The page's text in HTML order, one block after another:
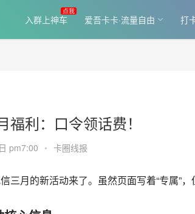
入群上神车 爱吾卡卡·流量自由 打
福利：口令领话费！
pm7:00 • 卡圈线报
三月的新活动来了。虽然页面写着“专属”